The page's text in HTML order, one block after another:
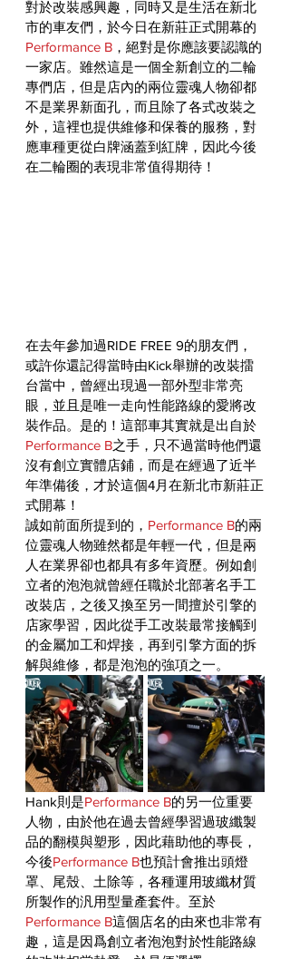
對於改裝感興趣，同時又是生活在新北
市的車友們，於今日在新莊正式開幕的
Performance B ，絕對是你應該要認識的
一家店。雖然這是一個全新創立的二輪
專們店，但是店內的兩位靈魂人物卻都
不是業界新面孔，而且除了各式改裝之
外，這裡也提供維修和保養的服務，對
應車種更從白牌涵蓋到紅牌，因此今後
在二輪圈的表現非常值得期待！
在去年參加過RIDE FREE 9的朋友們，
或許你還記得當時由Kick舉辦的改裝擂
台當中，曾經出現過一部外型非常亮
眼，並且是唯一走向性能路線的愛將改
裝作品。是的！這部車其實就是出自於
Performance B之手，只不過當時他們還
沒有創立實體店鋪，而是在經過了近半
年準備後，才於這個4月在新北市新莊正
式開幕！
誠如前面所提到的， Performance B的兩
位靈魂人物雖然都是年輕一代，但是兩
人在業界卻也都具有多年資歷。例如創
立者的泡泡就曾經任職於北部著名手工
改裝店，之後又換至另一間擅於引擎的
店家學習，因此從手工改裝最常接觸到
的金屬加工和焊接，再到引擎方面的拆
解與維修，都是泡泡的強項之一。
Hank則是Performance B的另一位重要
人物，由於他在過去曾經學習過玻纖製
品的翻模與塑形，因此藉助他的專長，
今後Performance B也預計會推出頭燈
罩、尾殼、土除等，各種運用玻纖材質
所製作的汎用型量產套件。至於
Performance B這個店名的由來也非常有
趣，這是因爲創立者泡泡對於性能路線